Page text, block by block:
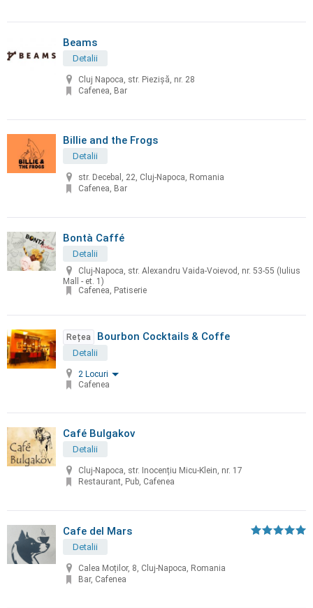
Beams
Detalii
Cluj Napoca, str. Piezişă, nr. 28
Cafenea, Bar
Billie and the Frogs
Detalii
str. Decebal, 22, Cluj-Napoca, Romania
Cafenea, Bar
Bontà Caffé
Detalii
Cluj-Napoca, str. Alexandru Vaida-Voievod, nr. 53-55 (Iulius
Mall - et. 1)
Cafenea, Patiserie
Rețea Bourbon Cocktails & Coffe
Detalii
2 Locuri
Cafenea
Café Bulgakov
Detalii
Cluj-Napoca, str. Inocențiu Micu-Klein, nr. 17
Restaurant, Pub, Cafenea
Cafe del Mars
Detalii
Calea Moților, 8, Cluj-Napoca, Romania
Bar, Cafenea